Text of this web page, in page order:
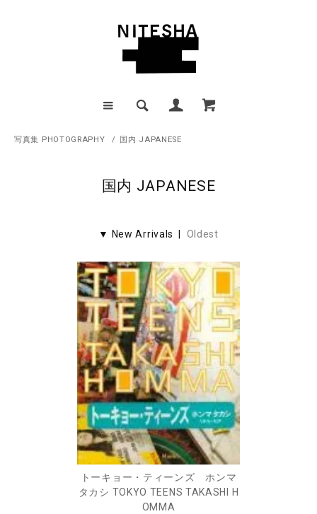
写真集 PHOTOGRAPHY / 国内 JAPANESE
国内 JAPANESE
▼ New Arrivals | Oldest
トーキョー・ティーンズ ホンマ
タカシ TOKYO TEENS TAKASHI H
OMMA